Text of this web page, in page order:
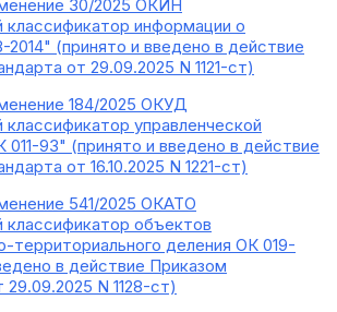
30/2025 ОКИН
информации о
2014" (принято и введено в действие
от 29.09.2025 N 1121-ст)
184/2025 ОКУД
управленческой
93" (принято и введено в действие
от 16.10.2025 N 1221-ст)
541/2025 ОКАТО
объектов
территориального деления ОК 019-
в действие Приказом
N 1128-ст)